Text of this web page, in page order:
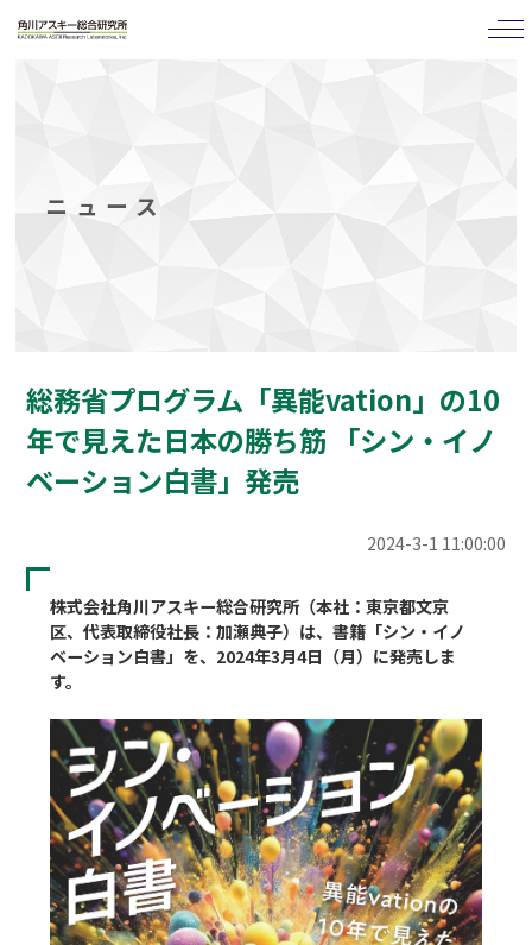
ニュース
総務省プログラム「異能vation」の10
年で見えた日本の勝ち筋 「シン・イノ
ベーション白書」発売
2024-3-1 11:00:00
株式会社角川アスキー総合研究所（本社：東京都文京
区、代表取締役社長：加瀬典子）は、書籍「シン・イノ
ベーション白書」を、2024年3月4日（月）に発売しま
す。